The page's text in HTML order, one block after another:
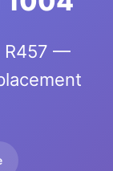
R457 —